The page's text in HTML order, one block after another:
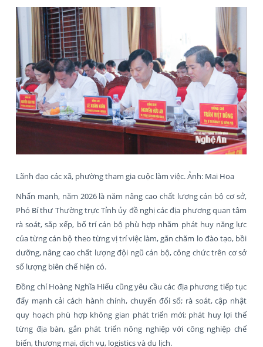
Lãnh đạo các xã, phường tham gia cuộc làm việc. Ảnh: Mai Hoa
Nhấn mạnh, năm 2026 là năm nâng cao chất lượng cán bộ cơ sở,
Phó Bí thư Thường trực Tỉnh ủy đề nghị các địa phương quan tâm
rà soát, sắp xếp, bố trí cán bộ phù hợp nhằm phát huy năng lực
của từng cán bộ theo từng vị trí việc làm, gắn chăm lo đào tạo, bồi
dưỡng, nâng cao chất lượng đội ngũ cán bộ, công chức trên cơ sở
số lượng biên chế hiện có.
Đồng chí Hoàng Nghĩa Hiếu cũng yêu cầu các địa phương tiếp tục
đẩy mạnh cải cách hành chính, chuyển đổi số; rà soát, cập nhật
quy hoạch phù hợp không gian phát triển mới; phát huy lợi thế
từng địa bàn, gắn phát triển nông nghiệp với công nghiệp chế
biến, thương mại, dịch vụ, logistics và du lịch.